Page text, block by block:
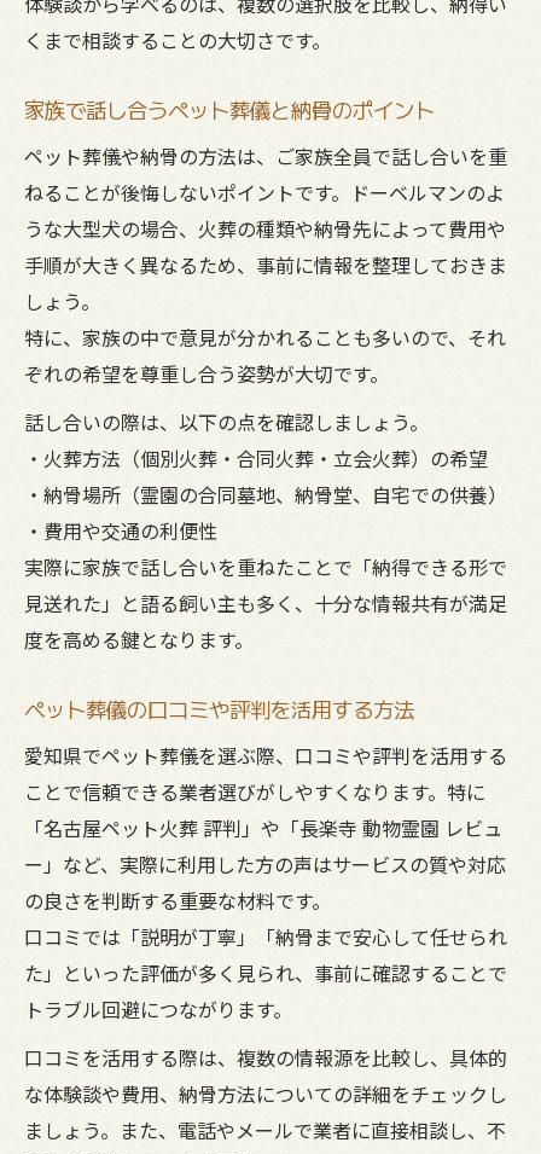
くまで相談することの大切さです。
家族で話し合うペット葬儀と納骨のポイント
ペット葬儀や納骨の方法は、ご家族全員で話し合いを重
ねることが後悔しないポイントです。ドーベルマンのよ
うな大型犬の場合、火葬の種類や納骨先によって費用や
手順が大きく異なるため、事前に情報を整理しておきま
しょう。
特に、家族の中で意見が分かれることも多いので、それ
ぞれの希望を尊重し合う姿勢が大切です。
話し合いの際は、以下の点を確認しましょう。
・火葬方法（個別火葬・合同火葬・立会火葬）の希望
・納骨場所（霊園の合同墓地、納骨堂、自宅での供養）
・費用や交通の利便性
実際に家族で話し合いを重ねたことで「納得できる形で
見送れた」と語る飼い主も多く、十分な情報共有が満足
度を高める鍵となります。
ペット葬儀の口コミや評判を活用する方法
愛知県でペット葬儀を選ぶ際、口コミや評判を活用する
ことで信頼できる業者選びがしやすくなります。特に
「名古屋ペット火葬 評判」や「長楽寺 動物霊園 レビュ
ー」など、実際に利用した方の声はサービスの質や対応
の良さを判断する重要な材料です。
口コミでは「説明が丁寧」「納骨まで安心して任せられ
た」といった評価が多く見られ、事前に確認することで
トラブル回避につながります。
口コミを活用する際は、複数の情報源を比較し、具体的
な体験談や費用、納骨方法についての詳細をチェックし
ましょう。また、電話やメールで業者に直接相談し、不